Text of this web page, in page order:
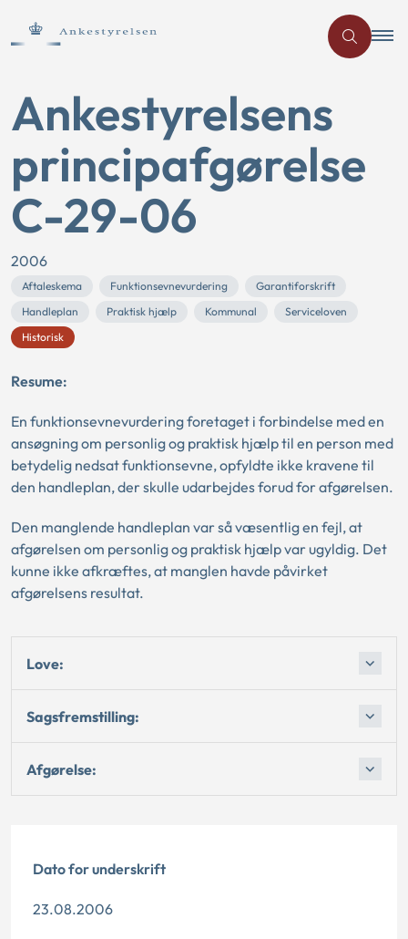
Ankestyrelsens
principafgørelse
C-29-06
2006
Aftaleskema Funktionsevnevurdering
Garantiforskrift
Handleplan
Praktisk hjælp Kommunal
Serviceloven
Historisk
Resume:
En funktionsevnevurdering foretaget i forbindelse med en
ansøgning om personlig og praktisk hjælp til en person med
betydelig nedsat funktionsevne, opfyldte ikke kravene til
den handleplan, der skulle udarbejdes forud for afgørelsen.
Den manglende handleplan var så væsentlig en fejl, at
afgørelsen om personlig og praktisk hjælp var ugyldig. Det
kunne ikke afkræftes, at manglen havde påvirket
afgørelsens resultat.
Love:
Sagsfremstilling:
Afgørelse:
Dato for underskrift
23.08.2006